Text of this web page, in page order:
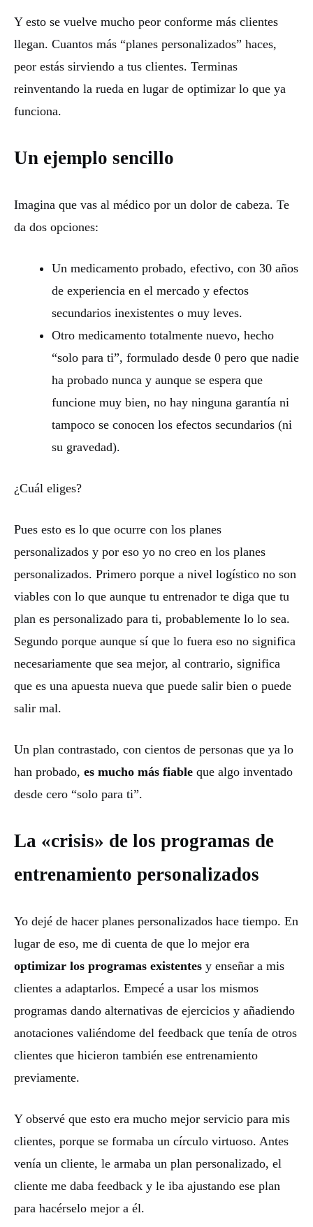
Y esto se vuelve mucho peor conforme más clientes
llegan. Cuantos más “planes personalizados” haces,
peor estás sirviendo a tus clientes. Terminas
reinventando la rueda en lugar de optimizar lo que ya
funciona.
Un ejemplo sencillo
Imagina que vas al médico por un dolor de cabeza. Te
da dos opciones:
Un medicamento probado, efectivo, con 30 años
de experiencia en el mercado y efectos
secundarios inexistentes o muy leves.
Otro medicamento totalmente nuevo, hecho
“solo para ti”, formulado desde 0 pero que nadie
ha probado nunca y aunque se espera que
funcione muy bien, no hay ninguna garantía ni
tampoco se conocen los efectos secundarios (ni
su gravedad).
¿Cuál eliges?
Pues esto es lo que ocurre con los planes
personalizados y por eso yo no creo en los planes
personalizados. Primero porque a nivel logístico no son
viables con lo que aunque tu entrenador te diga que tu
plan es personalizado para ti, probablemente lo lo sea.
Segundo porque aunque sí que lo fuera eso no significa
necesariamente que sea mejor, al contrario, significa
que es una apuesta nueva que puede salir bien o puede
salir mal.
Un plan contrastado, con cientos de personas que ya lo
han probado, es mucho más fiable que algo inventado
desde cero “solo para ti”.
La «crisis» de los programas de
entrenamiento personalizados
Yo dejé de hacer planes personalizados hace tiempo. En
lugar de eso, me di cuenta de que lo mejor era
optimizar los programas existentes y enseñar a mis
clientes a adaptarlos. Empecé a usar los mismos
programas dando alternativas de ejercicios y añadiendo
anotaciones valiéndome del feedback que tenía de otros
clientes que hicieron también ese entrenamiento
previamente.
Y observé que esto era mucho mejor servicio para mis
clientes, porque se formaba un círculo virtuoso. Antes
venía un cliente, le armaba un plan personalizado, el
cliente me daba feedback y le iba ajustando ese plan
para hacérselo mejor a él.